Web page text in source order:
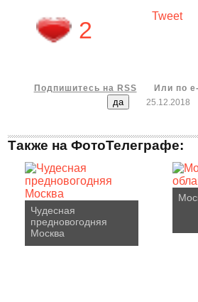
2
Tweet
Подпишитесь на RSS
Или по
25.12.2018
Также на ФотоТелеграфе:
Чудесная
предновогодняя
Москва